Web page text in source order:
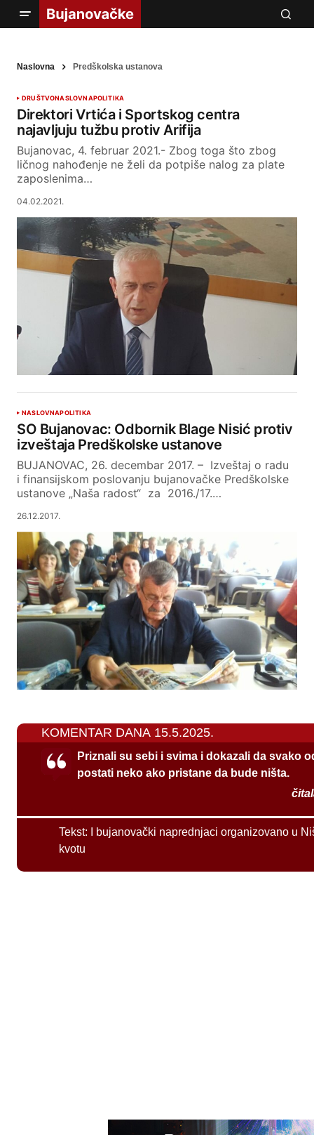
Naslovna Predškolska ustanova
DRUŠTVONASLOVNAPOLITIKA
Direktori Vrtića i Sportskog centra
najavljuju tužbu protiv Arifija
Bujanovac, 4. februar 2021.- Zbog toga što zbog
ličnog nahođenje ne želi da potpiše nalog za plate
zaposlenima…
04.02.2021.
NASLOVNAPOLITIKA
SO Bujanovac: Odbornik Blage Nisić protiv
izveštaja Predškolske ustanove
BUJANOVAC, 26. decembar 2017. – Izveštaj o radu
i finansijskom poslovanju bujanovačke Predškolske
ustanove „Naša radost“ za 2016./17.…
26.12.2017.
KOMENTAR DANA 15.5.2025.
Priznali su sebi i svima i dokazali da svako
postati neko ako pristane da bude ništa.
Tekst:
I bujanovački naprednjaci organizovano u
kvotu